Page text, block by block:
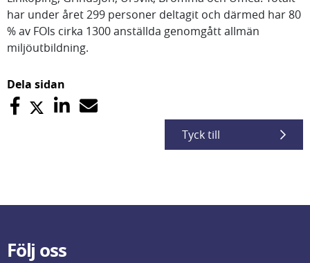
har under året 299 personer deltagit och därmed har 80
% av FOIs cirka 1300 anställda genomgått allmän
miljöutbildning.
Dela sidan
Tyck till
Följ oss